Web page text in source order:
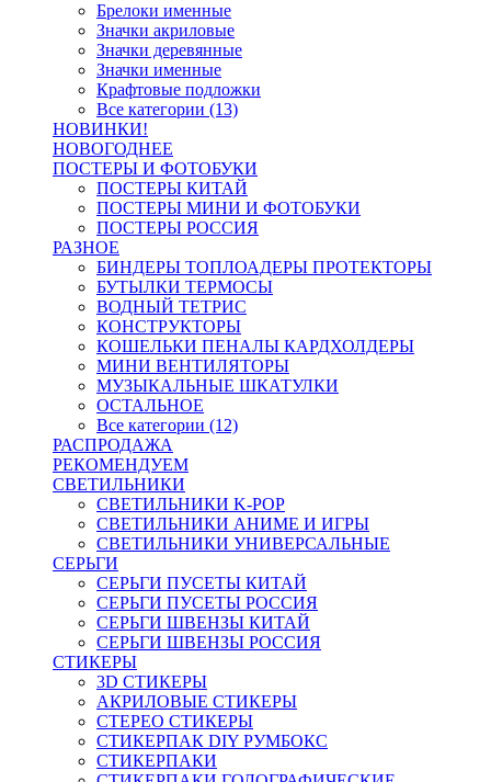
Брелоки именные
Значки акриловые
Значки деревянные
Значки именные
Крафтовые подложки
Все категории (13)
НОВИНКИ!
НОВОГОДНЕЕ
ПОСТЕРЫ И ФОТОБУКИ
ПОСТЕРЫ КИТАЙ
ПОСТЕРЫ МИНИ И ФОТОБУКИ
ПОСТЕРЫ РОССИЯ
РАЗНОЕ
БИНДЕРЫ ТОПЛОАДЕРЫ ПРОТЕКТОРЫ
БУТЫЛКИ ТЕРМОСЫ
ВОДНЫЙ ТЕТРИС
КОНСТРУКТОРЫ
КОШЕЛЬКИ ПЕНАЛЫ КАРДХОЛДЕРЫ
МИНИ ВЕНТИЛЯТОРЫ
МУЗЫКАЛЬНЫЕ ШКАТУЛКИ
ОСТАЛЬНОЕ
Все категории (12)
РАСПРОДАЖА
РЕКОМЕНДУЕМ
СВЕТИЛЬНИКИ
СВЕТИЛЬНИКИ K-POP
СВЕТИЛЬНИКИ АНИМЕ И ИГРЫ
СВЕТИЛЬНИКИ УНИВЕРСАЛЬНЫЕ
СЕРЬГИ
СЕРЬГИ ПУСЕТЫ КИТАЙ
СЕРЬГИ ПУСЕТЫ РОССИЯ
СЕРЬГИ ШВЕНЗЫ КИТАЙ
СЕРЬГИ ШВЕНЗЫ РОССИЯ
СТИКЕРЫ
3D СТИКЕРЫ
АКРИЛОВЫЕ СТИКЕРЫ
СТЕРЕО СТИКЕРЫ
СТИКЕРПАК DIY РУМБОКС
СТИКЕРПАКИ